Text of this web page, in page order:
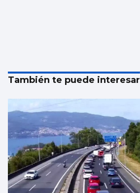
También te puede interesar